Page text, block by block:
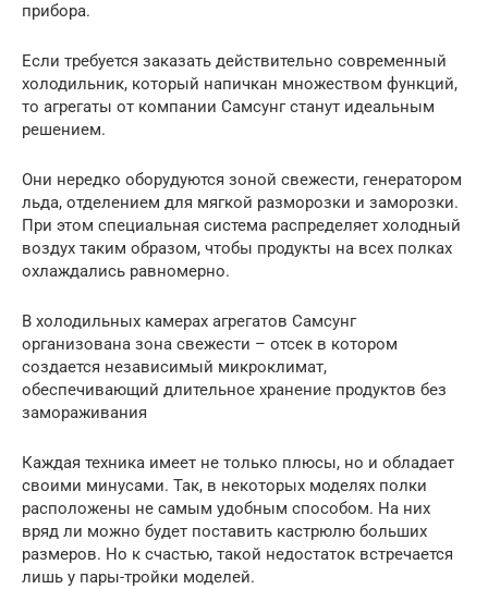
прибора.
Если требуется заказать действительно современный
холодильник, который напичкан множеством функций,
то агрегаты от компании Самсунг станут идеальным
решением.
Они нередко оборудуются зоной свежести, генератором
льда, отделением для мягкой разморозки и заморозки.
При этом специальная система распределяет холодный
воздух таким образом, чтобы продукты на всех полках
охлаждались равномерно.
В холодильных камерах агрегатов Самсунг
организована зона свежести – отсек в котором
создается независимый микроклимат,
обеспечивающий длительное хранение продуктов без
замораживания
Каждая техника имеет не только плюсы, но и обладает
своими минусами. Так, в некоторых моделях полки
расположены не самым удобным способом. На них
вряд ли можно будет поставить кастрюлю больших
размеров. Но к счастью, такой недостаток встречается
лишь у пары-тройки моделей.